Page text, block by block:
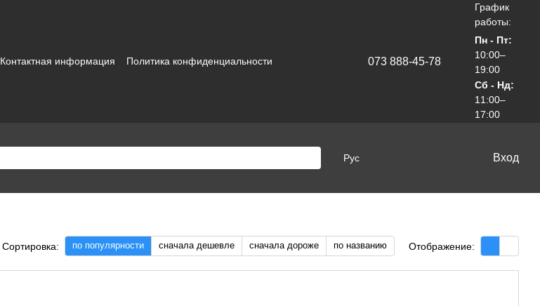
Контактная информация
Политика конфиденциальности
073 888-45-78
График
работы:
Пн - Пт:
10:00–
19:00
Сб - Нд:
11:00–
17:00
Рус Вход
Сортировка: по популярности сначала дешевле сначала дороже по названию Отображение: